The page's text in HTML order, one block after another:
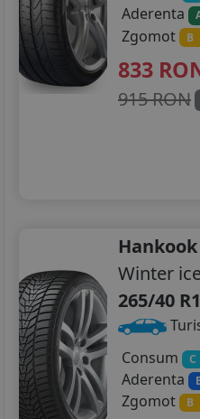
Aderenta
Zgomot B
833
915 RON
Hankook
Winter
265/40
Consum
C
Aderenta
Zgomot B